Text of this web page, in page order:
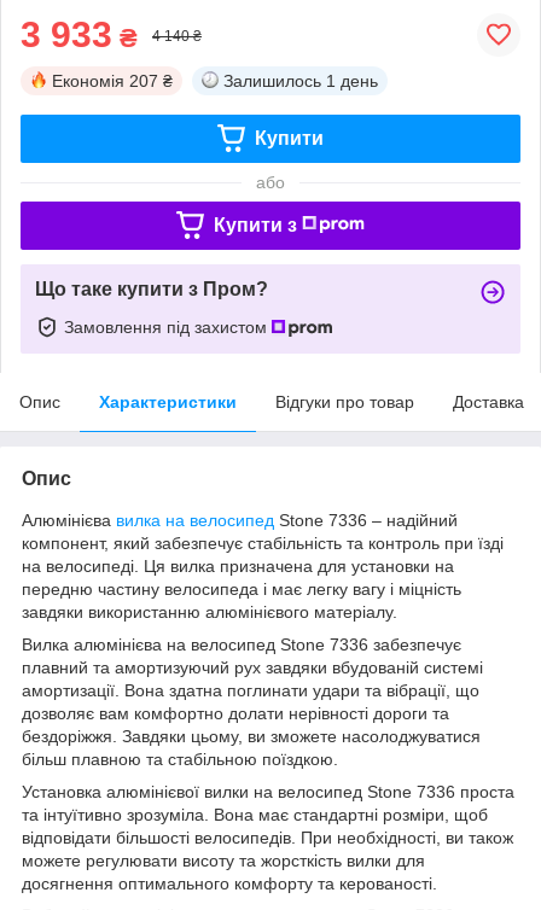
3 933 ₴ 4 140 ₴
Економія 207 ₴ Залишилось 1 день
Купити
або
Купити з
Що таке купити з Пром?
Замовлення під захистом
Опис Характеристики Відгуки про товар Доставка
Опис
Алюмінієва вилка на велосипед Stone 7336 – надійний
компонент, який забезпечує стабільність та контроль при їзді
на велосипеді. Ця вилка призначена для установки на
передню частину велосипеда і має легку вагу і міцність
завдяки використанню алюмінієвого матеріалу.
Вилка алюмінієва на велосипед Stone 7336 забезпечує
плавний та амортизуючий рух завдяки вбудованій системі
амортизації. Вона здатна поглинати удари та вібрації, що
дозволяє вам комфортно долати нерівності дороги та
бездоріжжя. Завдяки цьому, ви зможете насолоджуватися
більш плавною та стабільною поїздкою.
Установка алюмінієвої вилки на велосипед Stone 7336 проста
та інтуїтивно зрозуміла. Вона має стандартні розміри, щоб
відповідати більшості велосипедів. При необхідності, ви також
можете регулювати висоту та жорсткість вилки для
досягнення оптимального комфорту та керованості.